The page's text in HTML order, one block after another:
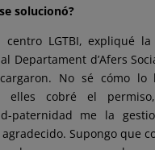
solucionó?
centro LGTBI, expliqué
Departament d’Afers
No sé cómo lo
elles cobré el
paternidad me la
Supongo que